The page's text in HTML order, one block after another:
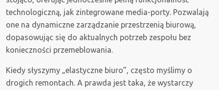
technologiczną, jak zintegrowane media-porty. Pozwalają
one na dynamiczne zarządzanie przestrzenią biurową,
dopasowując się do aktualnych potrzeb zespołu bez
konieczności przemeblowania.
Kiedy słyszymy „elastyczne biuro”, często myślimy o
drogich remontach. A prawda jest taka, że wystarczy